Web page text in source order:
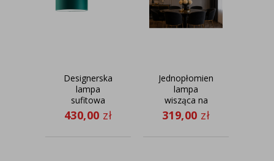
Designerska
lampa
sufitowa
FOGGIA
430,00 zł
Jednopłomienna
lampa
wisząca na
regulowanym
przewodzie
319,00 zł